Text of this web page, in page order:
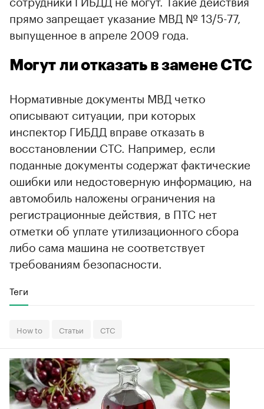
прямо запрещает указание МВД № 13/5-77,
выпущенное в апреле 2009 года.
Могут ли отказать в замене СТС
Нормативные документы МВД четко
описывают ситуации, при которых
инспектор ГИБДД вправе отказать в
восстановлении СТС. Например, если
поданные документы содержат фактические
ошибки или недостоверную информацию, на
автомобиль наложены ограничения на
регистрационные действия, в ПТС нет
отметки об уплате утилизационного сбора
либо сама машина не соответствует
требованиям безопасности.
Теги
How to Статьи СТС